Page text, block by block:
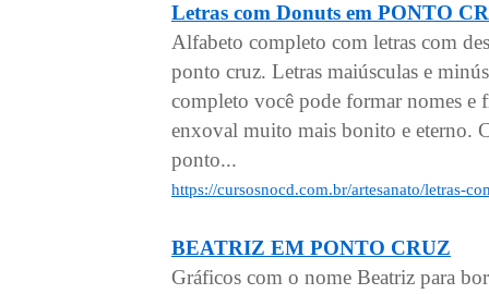
Letras com Donuts em PONTO
Alfabeto completo com letras com
ponto cruz. Letras maiúsculas e
completo você pode formar nomes e
enxoval muito mais bonito e eterno.
ponto...
https://cursosnocd.com.br/artesanato/letras-
BEATRIZ EM PONTO CRUZ
Gráficos com o nome Beatriz para